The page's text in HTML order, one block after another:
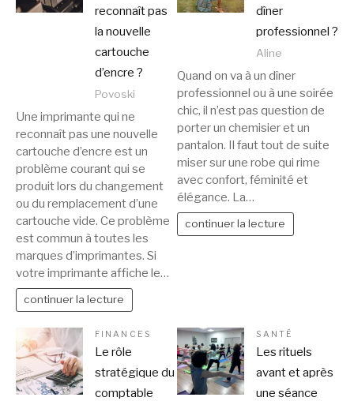
reconnaît pas
la nouvelle
cartouche
d’encre ?
Povoski
Une imprimante qui ne
reconnaît pas une nouvelle
cartouche d’encre est un
problème courant qui se
produit lors du changement
ou du remplacement d’une
cartouche vide. Ce problème
est commun à toutes les
marques d’imprimantes. Si
votre imprimante affiche le…
continuer la lecture
dîner
professionnel ?
Aline
Quand on va à un dîner
professionnel ou à une soirée
chic, il n’est pas question de
porter un chemisier et un
pantalon. Il faut tout de suite
miser sur une robe qui rime
avec confort, féminité et
élégance. La…
continuer la lecture
FINANCES
Le rôle
stratégique du
comptable
SANTÉ
Les rituels
avant et après
une séance